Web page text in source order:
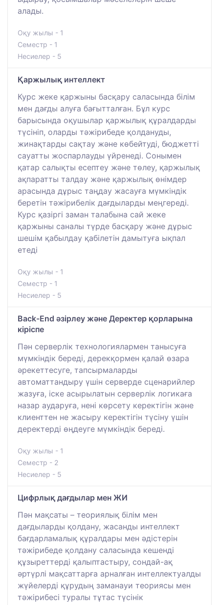
алады.
Оқу жылы - 1
Семестр - 1
Несиелер - 5
Қаржылық интеллект
Курс жеке қаржыны басқару саласында білім
мен дағды алуға бағытталған. Бұл курс
барысында оқушылар қаржылық құралдарды
түсініп, оларды тәжірибеде қолдануды,
жинақтарды сақтау және көбейтуді, бюджетті
сауатты жоспарлауды үйренеді. Сонымен
қатар салықты есептеу және төлеу, қаржылық
ақпаратты талдау және қаржылық өнімдер
арасында дұрыс таңдау жасауға мүмкіндік
беретін тәжірибелік дағдыларды меңгереді.
Курс қазіргі заман талабына сай жеке
қаржыны саналы түрде басқару және дұрыс
шешім қабылдау қабілетін дамытуға ықпал
етеді
Оқу жылы - 1
Семестр - 1
Несиелер - 5
Back-End әзірлеу және Деректер қорларына
кіріспе
Пән серверлік технологиялармен танысуға
мүмкіндік береді, дерекқормен қалай өзара
әрекеттесуге, тапсырмаларды
автоматтандыру үшін серверде сценарийлер
жазуға, іске асырылатын серверлік логикаға
назар аударуға, нені көрсету керектігін және
клиенттен не жасыру керектігін түсіну үшін
деректерді өңдеуге мүмкіндік береді.
Оқу жылы - 1
Семестр - 2
Несиелер - 5
Цифрлық дағдылар мен ЖИ
Пән мақсаты – теориялық білім мен
дағдыларды қолдану, жасанды интеллект
бағдарламалық құралдары мен әдістерін
тәжірибеде қолдану саласында кешенді
құзыреттерді қалыптастыру, сондай-ақ
әртүрлі мақсаттарға арналған интеллектуалды
жүйелерді құрудың заманауи теориясы мен
тәжірибесі туралы тұтас түсінік